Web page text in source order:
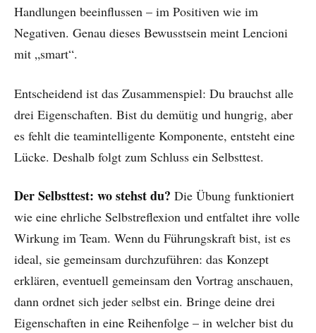
Handlungen beeinflussen – im Positiven wie im
Negativen. Genau dieses Bewusstsein meint Lencioni
mit „smart“.
Entscheidend ist das Zusammenspiel: Du brauchst alle
drei Eigenschaften. Bist du demütig und hungrig, aber
es fehlt die teamintelligente Komponente, entsteht eine
Lücke. Deshalb folgt zum Schluss ein Selbsttest.
Der Selbsttest: wo stehst du? Die Übung funktioniert
wie eine ehrliche Selbstreflexion und entfaltet ihre volle
Wirkung im Team. Wenn du Führungskraft bist, ist es
ideal, sie gemeinsam durchzuführen: das Konzept
erklären, eventuell gemeinsam den Vortrag anschauen,
dann ordnet sich jeder selbst ein. Bringe deine drei
Eigenschaften in eine Reihenfolge – in welcher bist du